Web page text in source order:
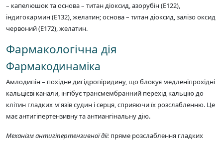
– капелюшок та основа – титан діоксид, азорубін (Е122),
індигокармин (Е132), желатин; основа – титан діоксид, залізо оксид
червоний (Е172), желатин.
Фармакологічна дія
Фармакодинаміка
Амлодипін – похідне дигідропіридину, що блокує медленіпрохідні
кальцієві канали, інгібує трансмембранний перехід кальцію до
клітин гладких м'язів судин і серця, сприяючи їх розслабленню. Це
має антигіпертензивну та антиангінальну дію.
Механізм антигіпертензивної дії: пряме розслаблення гладких